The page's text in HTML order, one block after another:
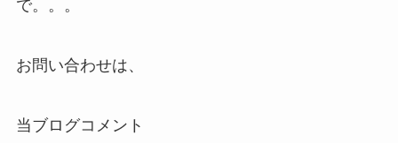
で。。。
お問い合わせは、
当ブログコメント